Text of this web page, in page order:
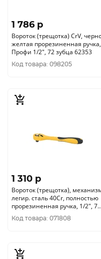
1 786 p
Вороток (трещотка) CrV, черно-
желтая прорезиненная ручка,
Профи 1/2", 72 зубца 62353
Код товара: 098205
1 310 p
Вороток (трещотка), механизм
легир. сталь 40Cr, полностью
прорезиненная ручка, 1/2", 72
зубца 62360
Код товара: 071808